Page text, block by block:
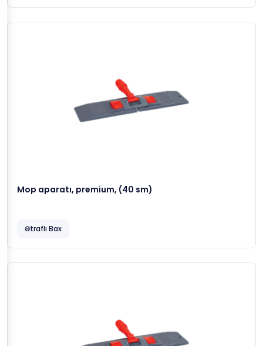
Mop aparatı, premium, (40 sm)
Ətraflı Bax